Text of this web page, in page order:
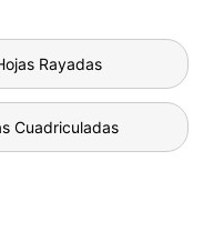
Rayadas
Cuadriculadas